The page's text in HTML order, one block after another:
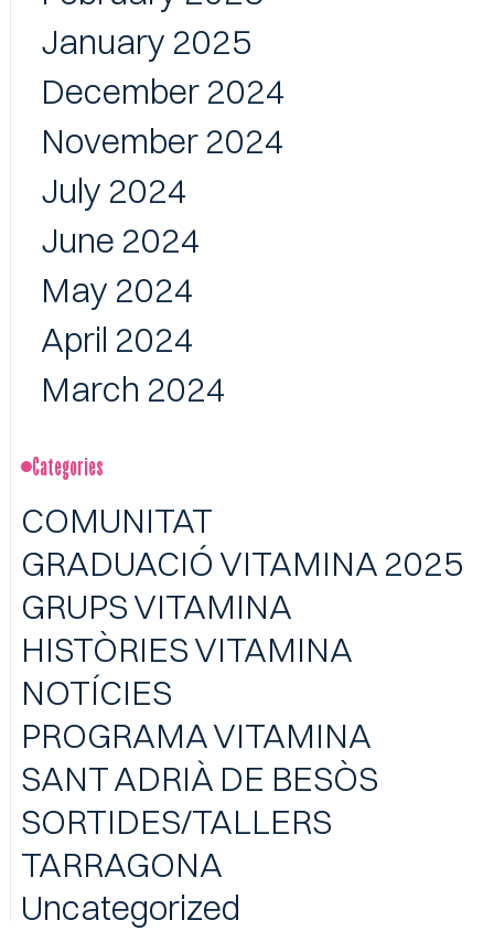
January 2025
December 2024
November 2024
July 2024
June 2024
May 2024
April 2024
March 2024
Categories
COMUNITAT
GRADUACIÓ VITAMINA 2025
GRUPS VITAMINA
HISTÒRIES VITAMINA
NOTÍCIES
PROGRAMA VITAMINA
SANT ADRIÀ DE BESÒS
SORTIDES/TALLERS
TARRAGONA
Uncategorized